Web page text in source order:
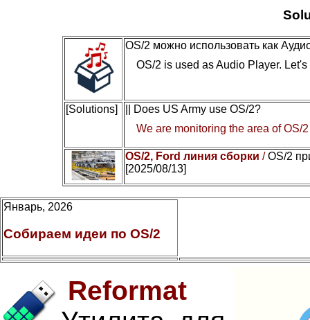
OS/2 можно использовать как
OS/2 is used as Audio Player.
[Solutions]
|| Does US Army use OS/2?
We are monitoring the area of OS/
OS/2, Ford линия сборки /OS/2
[2025/08/13]
Январь, 2026
Собираем идеи по OS/2
Reformat